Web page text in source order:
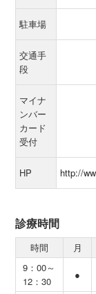
駐車場
交通手
段
マイナ
ンバー
カード
受付
HP http://
診療時間
時間 月
9：00～
12：30
●